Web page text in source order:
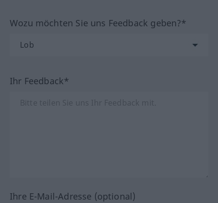
Wozu möchten Sie uns Feedback geben?*
Ihr Feedback*
Ihre E-Mail-Adresse (optional)